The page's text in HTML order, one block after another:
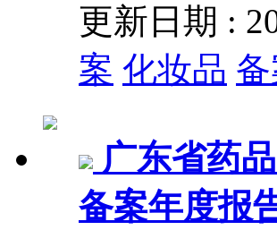
更新日期 :
案 化妆品
广东省药
备案年度报